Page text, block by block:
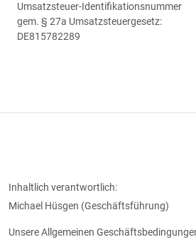
Umsatzsteuer-Identifikationsnummer
gem. § 27a Umsatzsteuergesetz:
DE815782289
Inhaltlich verantwortlich:
Michael Hüsgen (Geschäftsführung)
Unsere Allgemeinen